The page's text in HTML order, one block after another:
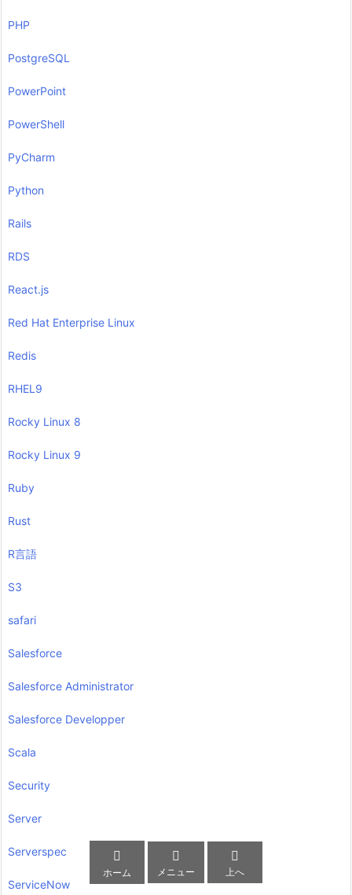
PHP
PostgreSQL
PowerPoint
PowerShell
PyCharm
Python
Rails
RDS
React.js
Red Hat Enterprise Linux
Redis
RHEL9
Rocky Linux 8
Rocky Linux 9
Ruby
Rust
R言語
S3
safari
Salesforce
Salesforce Administrator
Salesforce Developper
Scala
Security
Server
Serverspec
ServiceNow

ホーム

メニュー

上へ